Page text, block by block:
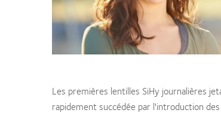
Les premières lentilles SiHy journalières
rapidement succédée par l'introduction